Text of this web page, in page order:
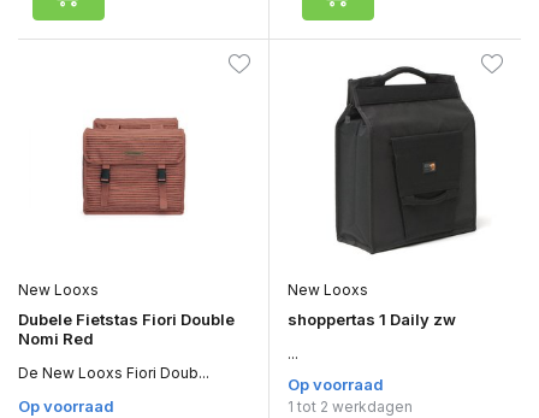
New Looxs
Dubele Fietstas Fiori Double
Nomi Red
De New Looxs Fiori Doub...
Op voorraad
New Looxs
shoppertas 1 Daily zw
...
Op voorraad
1 tot 2 werkdagen